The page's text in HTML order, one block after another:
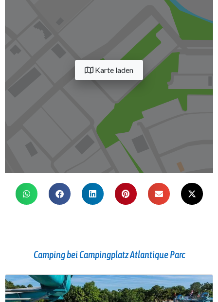
Karte laden
Camping bei Campingplatz Atlantique Parc